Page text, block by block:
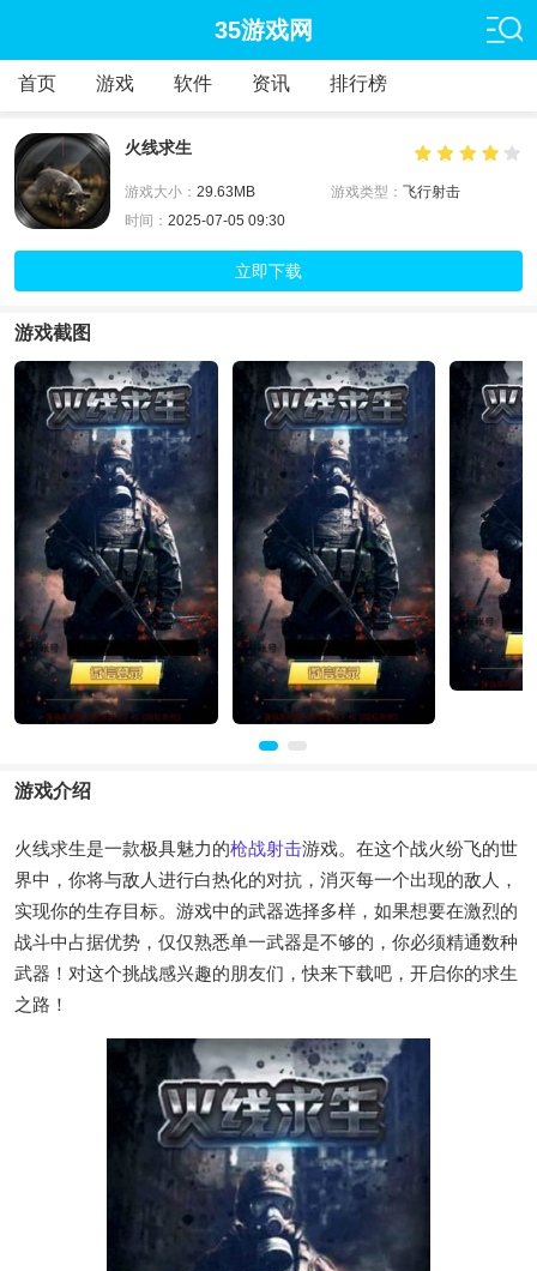
35游戏网
首页 游戏 软件 资讯 排行榜
火线求生
游戏大小： 29.63MB 游戏类型： 飞行射击
时间： 2025-07-05 09:30
立即下载
游戏截图
游戏介绍
火线求生是一款极具魅力的枪战射击游戏。在这个战火纷飞的世
界中，你将与敌人进行白热化的对抗，消灭每一个出现的敌人，
实现你的生存目标。游戏中的武器选择多样，如果想要在激烈的
战斗中占据优势，仅仅熟悉单一武器是不够的，你必须精通数种
武器！对这个挑战感兴趣的朋友们，快来下载吧，开启你的求生
之路！